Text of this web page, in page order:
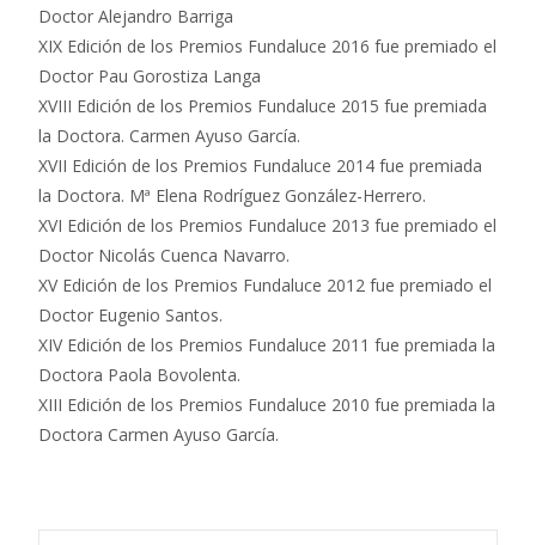
Doctor Alejandro Barriga
XIX Edición de los Premios Fundaluce 2016 fue premiado el
Doctor Pau Gorostiza Langa
XVIII Edición de los Premios Fundaluce 2015 fue premiada
la Doctora. Carmen Ayuso García.
XVII Edición de los Premios Fundaluce 2014 fue premiada
la Doctora. Mª Elena Rodríguez González-Herrero.
XVI Edición de los Premios Fundaluce 2013 fue premiado el
Doctor Nicolás Cuenca Navarro.
XV Edición de los Premios Fundaluce 2012 fue premiado el
Doctor Eugenio Santos.
XIV Edición de los Premios Fundaluce 2011 fue premiada la
Doctora Paola Bovolenta.
XIII Edición de los Premios Fundaluce 2010 fue premiada la
Doctora Carmen Ayuso García.